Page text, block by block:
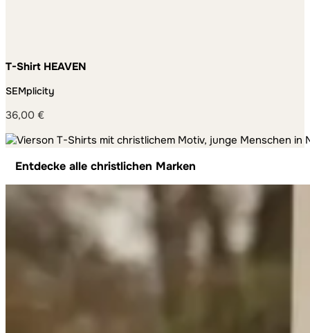
T-Shirt HEAVEN
SEMplicity
36,00 €
Entdecke alle christlichen Marken